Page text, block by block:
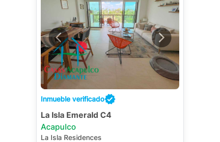
Inmueble verificado
La Isla Emerald C4
Acapulco
La Isla Residences